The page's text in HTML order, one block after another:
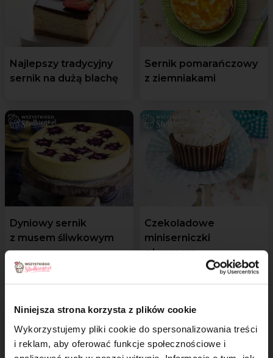
Niniejsza strona korzysta z plików cookie
Wykorzystujemy pliki cookie do spersonalizowania treści
i reklam, aby oferować funkcje społecznościowe i
Najlepszy tradycyjny
sernik na dużą blachę
Sernik pomarańczowy
z ziemniakami
Dyniowy sernik
z musem śliwkowym
Czekoladowe
miniserniczki
z kremem
śmietanowym